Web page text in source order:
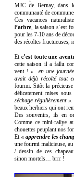
MJC de Bernay, dans
communauté de
Ces vacances
l’arbre, la saison s’est
pour les 7-10 ans de
des récoltes fructueuses,
Et c’est toute une
cette saison il a fallu
vent ! « en une
avait déjà récolté tout
fourmi. Sitôt la
délicatement mises
séchage régulièrement ».
beaux herbiers qui ont
Des souvenirs, ils en
Comme ce mini-rallye
chouettes peuplant nos
Et « apprendre les
une fourmi malicieuse,
/ dessin de ces
sinon mortels… brrr !